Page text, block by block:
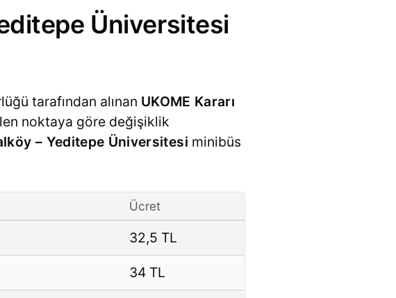
Üniversitesi
tarafından alınan UKOME Kararı
noktaya göre değişiklik
– Yeditepe Üniversitesi minibüs
Ücret
32,5 TL
34 TL